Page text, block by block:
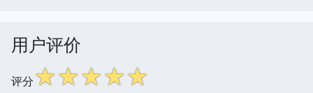
用户评价
评分☆☆☆☆☆